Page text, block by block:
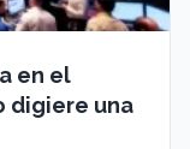
en el
digiere una